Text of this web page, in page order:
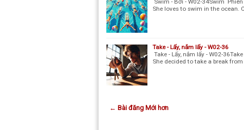
Swim - Bơi - W02-34Swim
She loves to swim in the ocean.
Take - Lấy, nắm lấy - W02-36
Take - Lấy, nắm lấy - W02-
She decided to take a break
← Bài đăng Mới hơn